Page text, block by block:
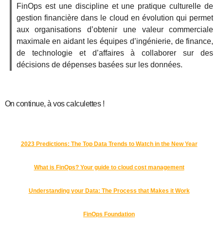
FinOps est une discipline et une pratique culturelle de
gestion financière dans le cloud en évolution qui permet
aux organisations d’obtenir une valeur commerciale
maximale en aidant les équipes d’ingénierie, de finance,
de technologie et d’affaires à collaborer sur des
décisions de dépenses basées sur les données.
On continue, à vos calculettes !
2023 Predictions: The Top Data Trends to Watch in the New Year
What is FinOps? Your guide to cloud cost management
Understanding your Data: The Process that Makes it Work
FinOps Foundation